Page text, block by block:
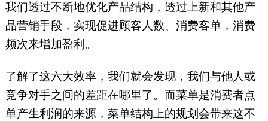
我们透过不断地优化产品结构，透过上新和其他产
品营销手段，实现促进顾客人数、消费客单，消费
频次来增加盈利。
了解了这六大效率，我们就会发现，我们与他人或
竞争对手之间的差距在哪里了。而菜单是消费者点
单产生利润的来源，菜单结构上的规划会带来这不